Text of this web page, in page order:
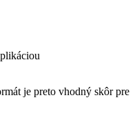
je preto vhodný skôr pre